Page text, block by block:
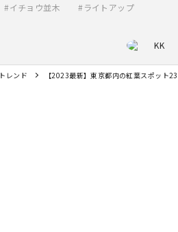
イチョウ並木
ライトアップ
KK
トレンド 【2023最新】東京都内の紅葉スポット